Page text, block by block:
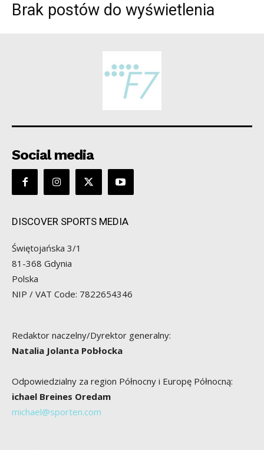
Brak postów do wyświetlenia
Social media
DISCOVER SPORTS MEDIA
Świętojańska 3/1
81-368 Gdynia
Polska
NIP / VAT Code: 7822654346
Redaktor naczelny/Dyrektor generalny:
Natalia Jolanta Pobłocka
Odpowiedzialny za region Północny i Europę Północną:
ichael Breines Oredam
michael@sporten.com